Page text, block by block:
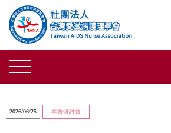
2026/06/25 本會研討會